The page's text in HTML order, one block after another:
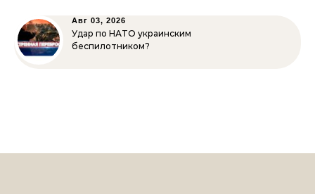
Авг 03, 2026
Удар по НАТО украинским
беспилотником?